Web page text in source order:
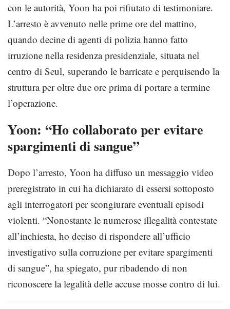
con le autorità, Yoon ha poi rifiutato di testimoniare.
L’arresto è avvenuto nelle prime ore del mattino,
quando decine di agenti di polizia hanno fatto
irruzione nella residenza presidenziale, situata nel
centro di Seul, superando le barricate e perquisendo la
struttura per oltre due ore prima di portare a termine
l’operazione.
Yoon: “Ho collaborato per evitare
spargimenti di sangue”
Dopo l’arresto, Yoon ha diffuso un messaggio video
preregistrato in cui ha dichiarato di essersi sottoposto
agli interrogatori per scongiurare eventuali episodi
violenti. “Nonostante le numerose illegalità contestate
all’inchiesta, ho deciso di rispondere all’ufficio
investigativo sulla corruzione per evitare spargimenti
di sangue”, ha spiegato, pur ribadendo di non
riconoscere la legalità delle accuse mosse contro di lui.